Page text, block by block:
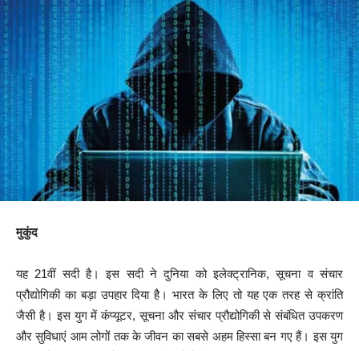
मुकुंद
यह 21वीं सदी है। इस सदी ने दुनिया को इलेक्ट्रानिक, सूचना व संचार
प्रौद्योगिकी का बड़ा उपहार दिया है। भारत के लिए तो यह एक तरह से क्रांति
जैसी है। इस युग में कंप्यूटर, सूचना और संचार प्रौद्योगिकी से संबंधित उपकरण
और सुविधाएं आम लोगों तक के जीवन का सबसे अहम हिस्सा बन गए हैं। इस युग